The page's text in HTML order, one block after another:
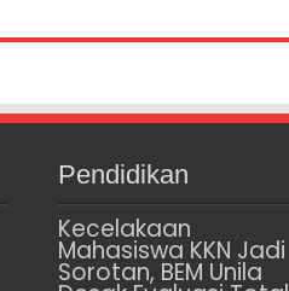
Pendidikan
Kecelakaan
Mahasiswa KKN Jadi
Sorotan, BEM Unila